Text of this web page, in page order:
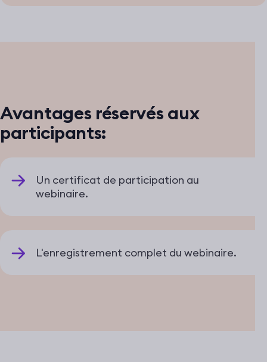
Avantages réservés aux
participants:
Un certificat de participation au
webinaire.
L'enregistrement complet du webinaire.